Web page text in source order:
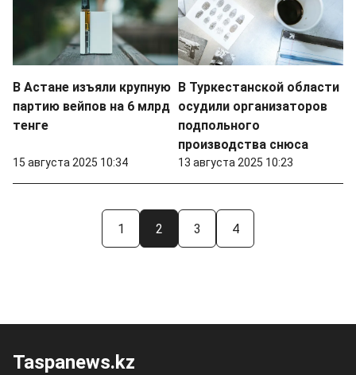
В Астане изъяли крупную
партию вейпов на 6 млрд
тенге
15 августа 2025 10:34
В Туркестанской области
осудили организаторов
подпольного
производства снюса
13 августа 2025 10:23
1 2 3 4
Taspanews.kz